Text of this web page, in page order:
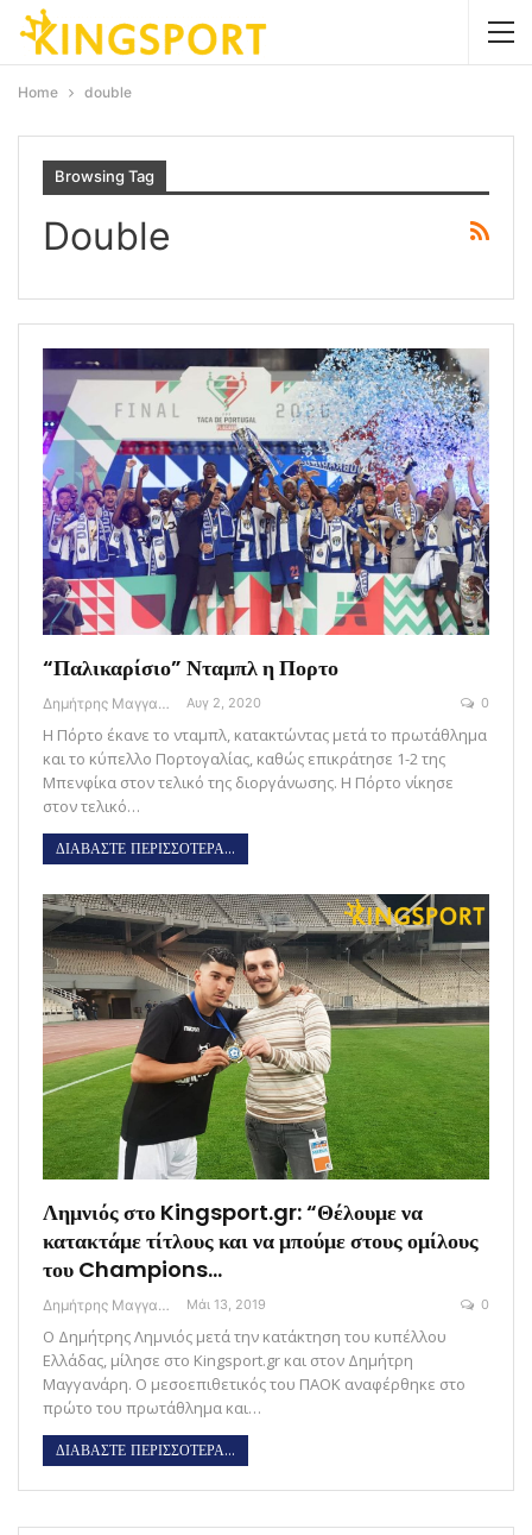
Home double
Browsing Tag
Double
“Παλικαρίσιο” Νταμπλ η Πορτο
Δημήτρης Μαγγανάρης Αυγ 2, 2020 0
Η Πόρτο έκανε το νταμπλ, κατακτώντας μετά το πρωτάθλημα
και το κύπελλο Πορτογαλίας, καθώς επικράτησε 1-2 της
Μπενφίκα στον τελικό της διοργάνωσης. Η Πόρτο νίκησε
στον τελικό…
ΔΙΑΒΑΣΤΕ ΠΕΡΙΣΣΟΤΕΡΑ...
Λημνιός στο Kingsport.gr: “Θέλουμε να
κατακτάμε τίτλους και να μπούμε στους ομίλους
του Champions…
Δημήτρης Μαγγανάρης Μάι 13, 2019 0
Ο Δημήτρης Λημνιός μετά την κατάκτηση του κυπέλλου
Ελλάδας, μίλησε στο Kingsport.gr και στον Δημήτρη
Μαγγανάρη. Ο μεσοεπιθετικός του ΠΑΟΚ αναφέρθηκε στο
πρώτο του πρωτάθλημα και…
ΔΙΑΒΑΣΤΕ ΠΕΡΙΣΣΟΤΕΡΑ...